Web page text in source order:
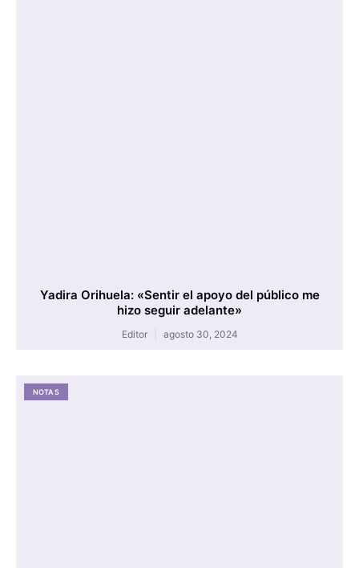
Yadira Orihuela: «Sentir el apoyo del público me
hizo seguir adelante»
Editor agosto 30, 2024
NOTAS